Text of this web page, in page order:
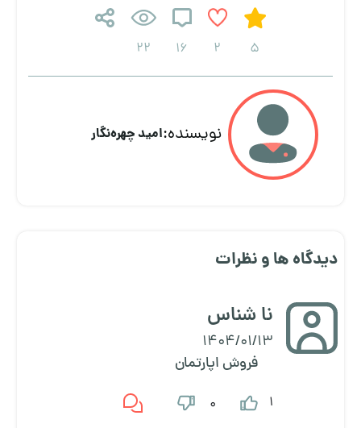
5
2
16
22
نویسنده:امید چهره‌نگار
دیدگاه ها و نظرات
نا شناس
1404/01/13
فروش اپارتمان
1
0